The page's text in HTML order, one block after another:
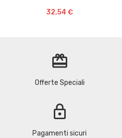
32,54 €
redeem
Offerte Speciali
lock
Pagamenti sicuri